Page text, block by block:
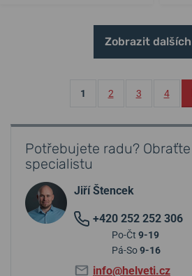
Zobrazit
1 2 3 4
Potřebujete radu?
specialistu
Jiří Štencek
+420 252 252 306
Po-Čt 9-19
Pá-So9-16
info@helveti.cz